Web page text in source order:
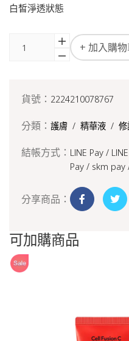
白皙淨透狀態
+ 加入購
貨號： 2224210078767
分類： 護膚 / 精華液 /
結帳方式： LINE Pay /
Pay / skm pay
分享商品：
可加購商品